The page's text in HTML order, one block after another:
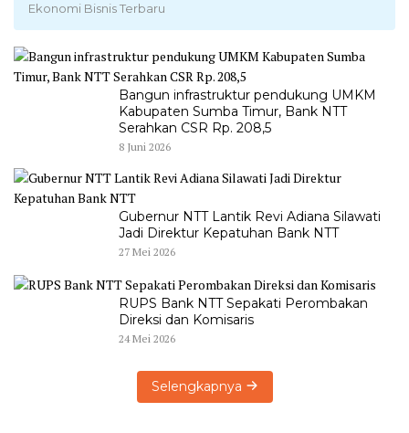
Ekonomi Bisnis Terbaru
Bangun infrastruktur pendukung UMKM
Kabupaten Sumba Timur, Bank NTT
Serahkan CSR Rp. 208,5
8 Juni 2026
Gubernur NTT Lantik Revi Adiana Silawati
Jadi Direktur Kepatuhan Bank NTT
27 Mei 2026
RUPS Bank NTT Sepakati Perombakan
Direksi dan Komisaris
24 Mei 2026
Selengkapnya